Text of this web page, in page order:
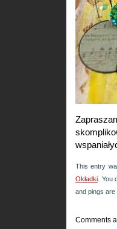
This entry
Okładki .
and pings are
Comments